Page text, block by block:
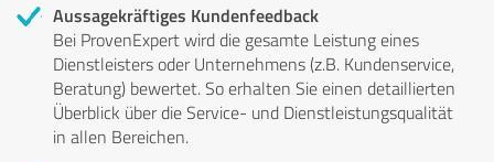
Aussagekräftiges Kundenfeedback
Bei ProvenExpert wird die gesamte Leistung eines
Dienstleisters oder Unternehmens (z.B. Kundenservice,
Beratung) bewertet. So erhalten Sie einen detaillierten
Überblick über die Service- und Dienstleistungsqualität
in allen Bereichen.